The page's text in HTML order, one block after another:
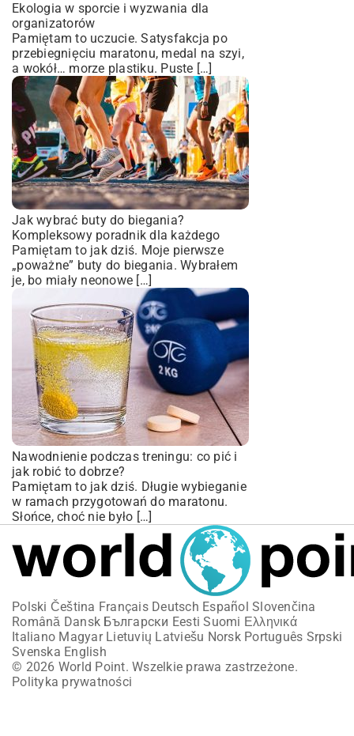
Ekologia w sporcie i wyzwania dla
organizatorów
Pamiętam to uczucie. Satysfakcja po
przebiegnięciu maratonu, medal na szyi,
a wokół… morze plastiku. Puste […]
Jak wybrać buty do biegania?
Kompleksowy poradnik dla każdego
Pamiętam to jak dziś. Moje pierwsze
„poważne” buty do biegania. Wybrałem
je, bo miały neonowe […]
Nawodnienie podczas treningu: co pić i
jak robić to dobrze?
Pamiętam to jak dziś. Długie wybieganie
w ramach przygotowań do maratonu.
Słońce, choć nie było […]
Polski Čeština Français Deutsch Español Slovenčina
Română Dansk Български Eesti Suomi Ελληνικά
Italiano Magyar Lietuvių Latviešu Norsk Português Srpski
Svenska English
© 2026 World Point. Wszelkie prawa zastrzeżone.
Polityka prywatności